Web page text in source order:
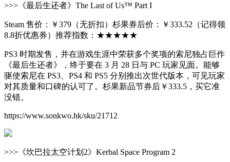
>>>《最后生还者》The Last of Us™ Part I
Steam 售价：￥379（无折扣）杉果券后价：￥333.52（记得领
8.8折优惠券）推荐指数：★★★★★
PS3 时期发售，并在游戏生涯中荣获多个奖项的索尼独占巨作
《最后生还者》，终于要在 3 月 28 日与 PC 玩家见面。能够
驱使索尼在 PS3、PS4 和 PS5 分别推出次世代版本，可见玩家
对其质量和口碑的认可了。杉果新品节券后￥333.5，买它准
没错。
https://www.sonkwo.hk/sku/21712
>>>《坎巴拉太空计划2》Kerbal Space Program 2